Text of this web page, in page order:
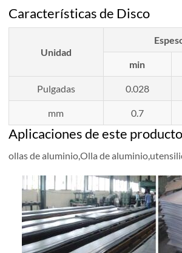
Características de Disco
Unidad
min
Pulgadas 0.028
mm
0.7
Aplicaciones de este producto
ollas de aluminio,Olla de